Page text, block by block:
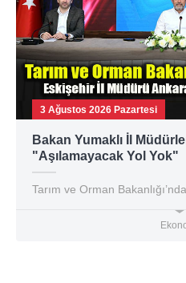
3 Ağustos 2026 Pazartesi
Bakan Yumaklı İl
"Aşılamayacak Yol Yok"
Tarım ve Orman